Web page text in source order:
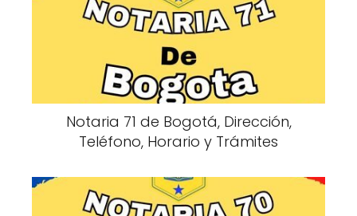
Notaria 71 de Bogotá, Dirección,
Teléfono, Horario y Trámites